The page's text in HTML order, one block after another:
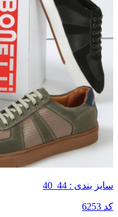
سایز بندی : 44_40
کد 6253